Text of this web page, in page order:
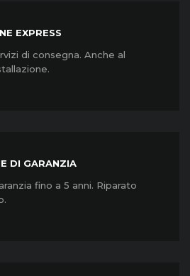
EXPRESS
di consegna. Anche al
DI GARANZIA
fino a 5 anni. Riparato